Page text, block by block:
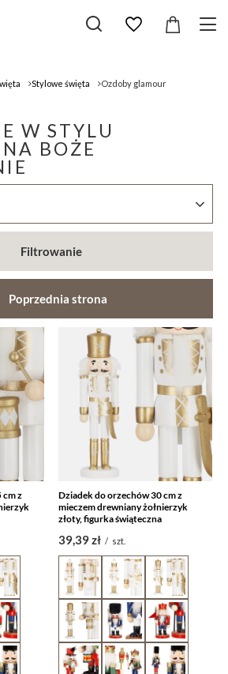
Stylowe święta Ozdoby glamour
W STYLU
BOŻE
Filtrowanie
Poprzednia strona
cm z
Dziadek do orzechów 30 cm z
mieczem drewniany żołnierzyk
złoty, figurka świąteczna
39,39 zł / szt.